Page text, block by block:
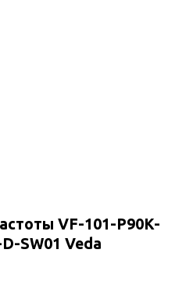
VF-101-P90K-
SW01 Veda